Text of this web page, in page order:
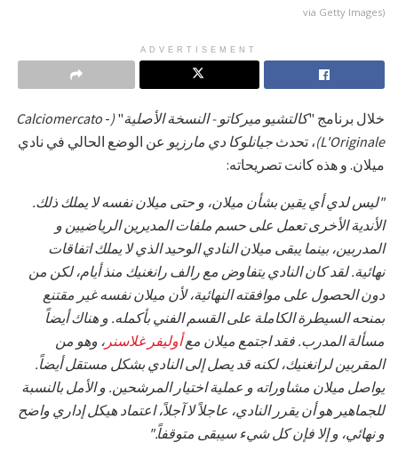
via Getty Images)
ADVERTISEMENT
خلال برنامج "كالتشيو ميركاتو - النسخة الأصلية"
(Calciomercato
-
L'Originale) ، تحدث جيانلوكا دي مارزيو عن الوضع الحالي في نادي
ميلان. و هذه كانت تصريحاته:
"ليس لدي أي يقين بشأن ميلان، و حتى ميلان نفسه لا يملك ذلك.
الأندية الأخرى تعمل على حسم ملفات المديرين الرياضيين و
المدربين، بينما يبقى ميلان النادي الوحيد الذي لا يملك اتفاقات
نهائية. لقد كان النادي يتفاوض مع رالف رانغنيك منذ أيام، لكن من
دون الحصول على موافقته النهائية، لأن ميلان نفسه غير مقتنع
بمنحه السيطرة الكاملة على القسم الفني بأكمله. و هناك أيضاً
مسألة المدرب. فقد اجتمع ميلان معأوليفر غلاسنر ، وهو من
المقربين لرانغنيك، لكنه قد يصل إلى النادي بشكل مستقل أيضاً.
يواصل ميلان مشاوراته و عملية اختيار المرشحين. و الأمل بالنسبة
للجماهير هو أن يقرر النادي، عاجلاً لا آجلاً، اعتماد هيكل إداري واضح
و نهائي، و إلا فإن كل شيء سيبقى متوقفاً."